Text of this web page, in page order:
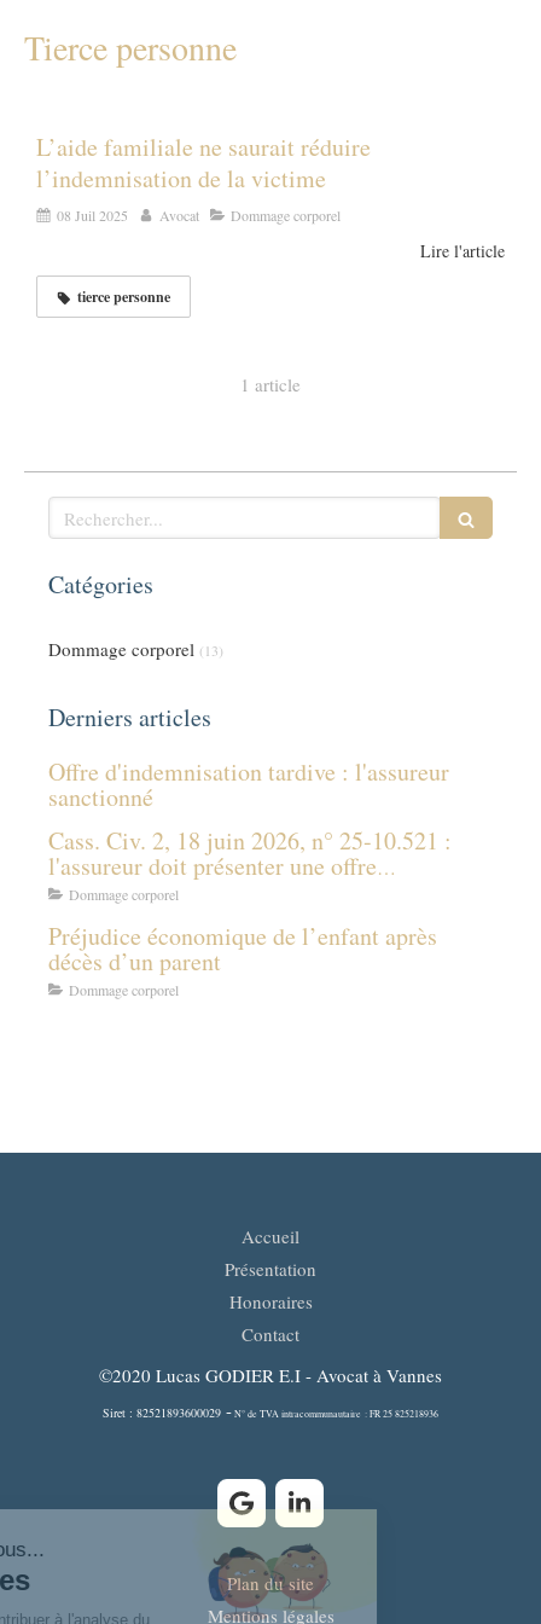
Tierce personne
L’aide familiale ne saurait réduire
l’indemnisation de la victime
08 Juil 2025 Avocat Dommage corporel
Lire l'article
tierce personne
1 article
Rechercher
Catégories
Dommage corporel (13)
Derniers articles
Offre d'indemnisation tardive : l'assureur
sanctionné
Cass. Civ. 2, 18 juin 2026, n° 25-10.521 :
l'assureur doit présenter une offre
d'indemnisation même sans connaître les
Dommage corporel
Préjudice économique de l’enfant après
décès d’un parent
Dommage corporel
Accueil
Présentation
Honoraires
Contact
©2020 Lucas GODIER E.I - Avocat à Vannes
Siret : 82521893600029 - N° de TVA intracommunautaire : FR 25 825218936
Plan du site
Mentions légales